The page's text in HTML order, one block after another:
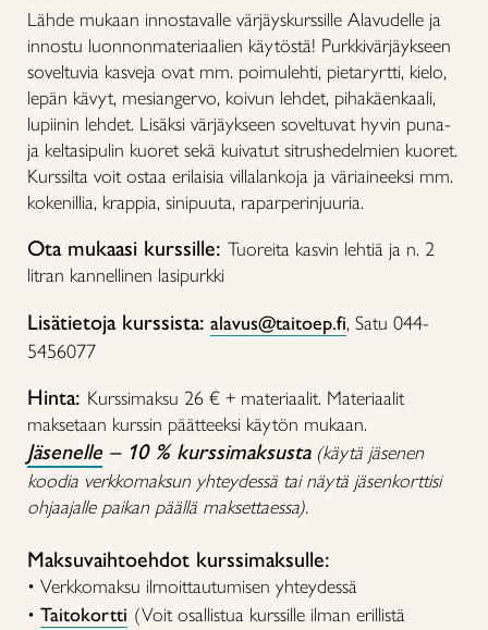
Lähde mukaan innostavalle värjäyskurssille Alavudelle ja
innostu luonnonmateriaalien käytöstä! Purkkivärjäykseen
soveltuvia kasveja ovat mm. poimulehti, pietaryrtti, kielo,
lepän kävyt, mesiangervo, koivun lehdet, pihakäenkaali,
lupiinin lehdet. Lisäksi värjäykseen soveltuvat hyvin puna-
ja keltasipulin kuoret sekä kuivatut sitrushedelmien kuoret.
Kurssilta voit ostaa erilaisia villalankoja ja väriaineeksi mm.
kokenillia, krappia, sinipuuta, raparperinjuuria.
Ota mukaasi kurssille: Tuoreita kasvin lehtiä ja n. 2
litran kannellinen lasipurkki
Lisätietoja kurssista: alavus@taitoep.fi, Satu 044-
5456077
Hinta: Kurssimaksu 26 € + materiaalit. Materiaalit
maksetaan kurssin päätteeksi käytön mukaan.
Jäsenelle– 10 % kurssimaksusta (käytä jäsenen
koodia verkkomaksun yhteydessä tai näytä jäsenkorttisi
ohjaajalle paikan päällä maksettaessa).
Maksuvaihtoehdot kurssimaksulle:
• Verkkomaksu ilmoittautumisen yhteydessä
• Taitokortti (Voit osallistua kurssille ilman erillistä